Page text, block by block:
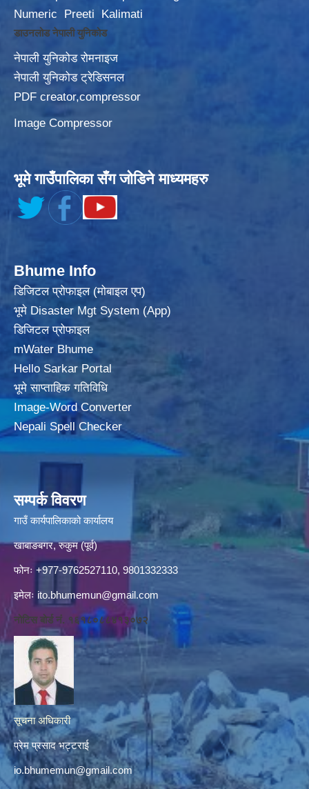
Numeric
Preeti Kalimati
डाउनलोड नेपाली युनिकोड
नेपाली युनिकोड रोमनाइज
नेपाली युनिकोड ट्रेडिसनल
PDF creator,compressor
Image Compressor
भूमे गाउँपालिका सँग जोडिने माध्यमहरु
Bhume Info
डिजिटल प्रोफाइल (मोबाइल एप)
भूमे Disaster Mgt System (App)
डिजिटल प्रोफाइल
mWater Bhume
Hello Sarkar Portal
भूमे साप्ताहिक गतिविधि
Image-Word Converter
Nepali Spell Checker
सम्पर्क विवरण
गाउँ कार्यपालिकाको कार्यालय
खाबाङबगर, रुकुम (पूर्व)
फोनः +977-9762527110, 9801332333
इमेलः ito.bhumemun@gmail.com
नोटिस बोर्ड नं. १६१८०८८४१३०७२
सूचना अधिकारी
प्रेम प्रसाद भट्टराई
io.bhumemun@gmail.com